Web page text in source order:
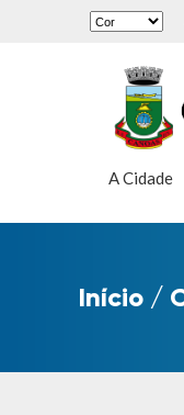
A Cidade
Início /